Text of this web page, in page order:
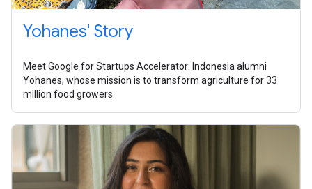
Yohanes' Story
Meet Google for Startups Accelerator: Indonesia alumni
Yohanes, whose mission is to transform agriculture for 33
million food growers.